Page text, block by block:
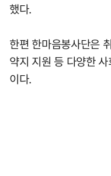
했다.
한편 한마음봉사단은
약지 지원 등 다양한
이다.